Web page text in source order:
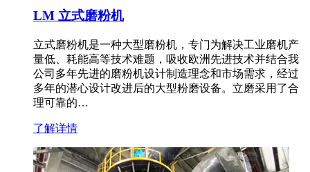
LM 立式磨粉机
立式磨粉机是一种大型磨粉机，专门为解决工业磨机产
量低、耗能高等技术难题，吸收欧洲先进技术并结合我
公司多年先进的磨粉机设计制造理念和市场需求，经过
多年的潜心设计改进后的大型粉磨设备。立磨采用了合
理可靠的…
了解详情